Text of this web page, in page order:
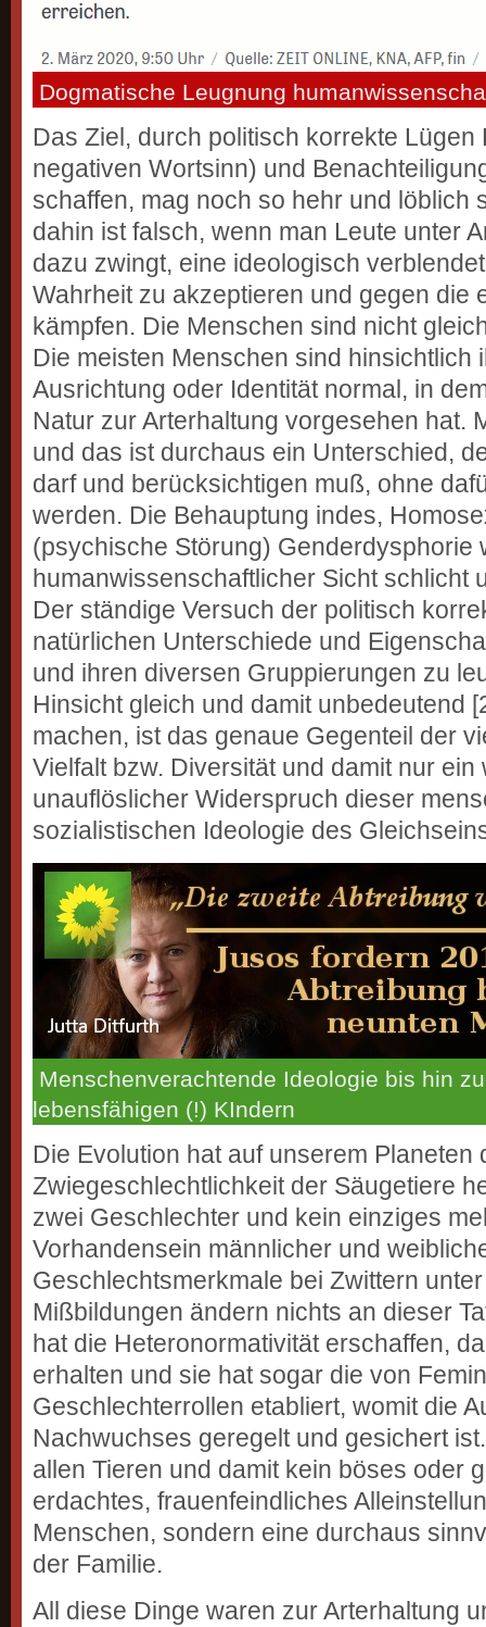
Dogmatische Leugnung
Das Ziel, durch politisch korrekte
negativen Wortsinn) und
schaffen, mag noch so hehr und löblich
dahin ist falsch, wenn man Leute unter
dazu zwingt, eine ideologisch
Wahrheit zu akzeptieren und gegen die
kämpfen. Die Menschen sind nicht
Die meisten Menschen sind hinsichtlich
Ausrichtung oder Identität normal, in
Natur zur Arterhaltung vorgesehen hat.
und das ist durchaus ein Unterschied,
darf und berücksichtigen muß, ohne
werden. Die Behauptung indes,
(psychische Störung) Genderdysphorie
humanwissenschaftlicher Sicht schlicht
Der ständige Versuch der politisch
natürlichen Unterschiede und
und ihren diversen Gruppierungen zu
Hinsicht gleich und damit unbedeutend
machen, ist das genaue Gegenteil der
Vielfalt bzw. Diversität und damit nur
unauflöslicher Widerspruch dieser
sozialistischen Ideologie des
Menschenverachtende Ideologie bis hin
lebensfähigen (!) KIndern
Die Evolution hat auf unserem Planeten
Zwiegeschlechtlichkeit der Säugetiere
zwei Geschlechter und kein einziges
Vorhandensein männlicher und
Geschlechtsmerkmale bei Zwittern
Mißbildungen ändern nichts an dieser
hat die Heteronormativität erschaffen,
erhalten und sie hat sogar die von
Geschlechterrollen etabliert, womit die
Nachwuchses geregelt und gesichert
allen Tieren und damit kein böses oder
erdachtes, frauenfeindliches
Menschen, sondern eine durchaus
der Familie.
All diese Dinge waren zur Arterhaltung